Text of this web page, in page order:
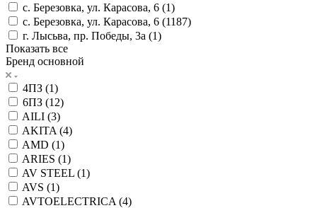
с. Березовка, ул. Карасова, 6 (1)
с. Березовка, ул. Карасова, 6 (1187)
г. Лысьва, пр. Победы, 3а (1)
Показать все
Бренд основной
4ПЗ (1)
6ПЗ (12)
AILI (3)
AKITA (4)
AMD (1)
ARIES (1)
AV STEEL (1)
AVS (1)
AVTOELECTRICA (4)